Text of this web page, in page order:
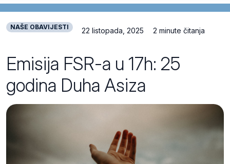
NAŠE OBAVIJESTI 22 listopada, 2025 2 minute čitanja
Emisija FSR-a u 17h: 25
godina Duha Asiza